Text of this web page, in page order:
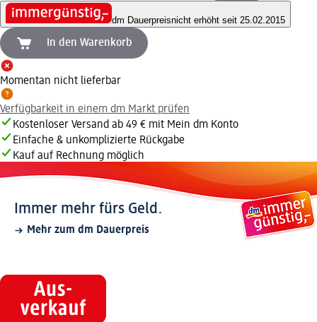
dm Dauerpreisnicht erhöht seit 25.02.2015
In den Warenkorb
Momentan nicht lieferbar
Verfügbarkeit in einem dm Markt prüfen
Kostenloser Versand ab 49 € mit Mein dm Konto
Einfache & unkomplizierte Rückgabe
Kauf auf Rechnung möglich
Immer mehr fürs Geld.
Mehr zum dm Dauerpreis